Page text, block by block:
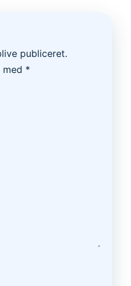
publiceret.
*